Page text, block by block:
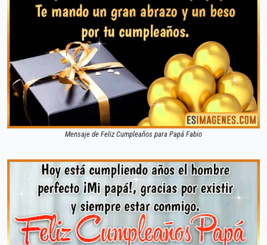
Mensaje de Feliz Cumpleaños para Papá Fabio